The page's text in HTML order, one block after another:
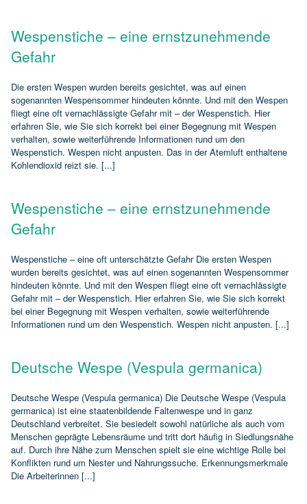
Wespenstiche – eine ernstzunehmende
Gefahr
Die ersten Wespen wurden bereits gesichtet, was auf einen
sogenannten Wespensommer hindeuten könnte. Und mit den Wespen
fliegt eine oft vernachlässigte Gefahr mit – der Wespenstich. Hier
erfahren Sie, wie Sie sich korrekt bei einer Begegnung mit Wespen
verhalten, sowie weiterführende Informationen rund um den
Wespenstich. Wespen nicht anpusten. Das in der Atemluft enthaltene
Kohlendioxid reizt sie. [...]
Wespenstiche – eine ernstzunehmende
Gefahr
Wespenstiche – eine oft unterschätzte Gefahr Die ersten Wespen
wurden bereits gesichtet, was auf einen sogenannten Wespensommer
hindeuten könnte. Und mit den Wespen fliegt eine oft vernachlässigte
Gefahr mit – der Wespenstich. Hier erfahren Sie, wie Sie sich korrekt
bei einer Begegnung mit Wespen verhalten, sowie weiterführende
Informationen rund um den Wespenstich. Wespen nicht anpusten. [...]
Deutsche Wespe (Vespula germanica)
Deutsche Wespe (Vespula germanica) Die Deutsche Wespe (Vespula
germanica) ist eine staatenbildende Faltenwespe und in ganz
Deutschland verbreitet. Sie besiedelt sowohl natürliche als auch vom
Menschen geprägte Lebensräume und tritt dort häufig in Siedlungsnähe
auf. Durch ihre Nähe zum Menschen spielt sie eine wichtige Rolle bei
Konflikten rund um Nester und Nahrungssuche. Erkennungsmerkmale
Die Arbeiterinnen [...]